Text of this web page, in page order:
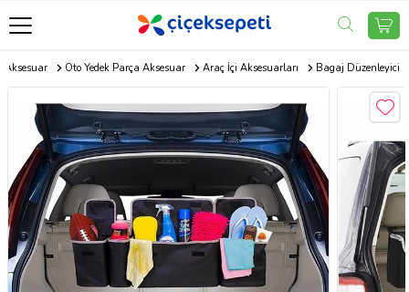
Aksesuar Oto Yedek Parça Aksesuar Araç İçi Aksesuarları Bagaj Düzenleyici